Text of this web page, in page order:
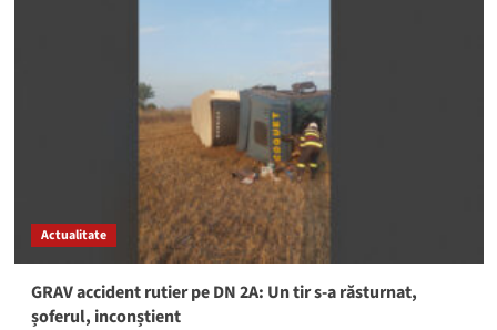
Actualitate
GRAV accident rutier pe DN 2A: Un tir s-a răsturnat,
șoferul, inconștient